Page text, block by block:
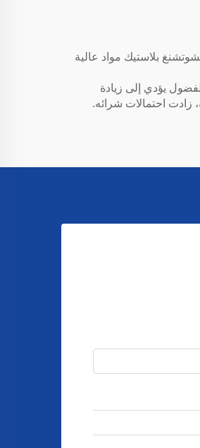
بلاستيك مواد عالية
يؤدي إلى زيادة
زادت احتمالات شرائه.